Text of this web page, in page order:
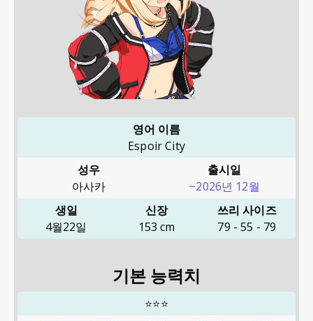
영어 이름
Espoir City
성우
아사카
출시일
~2026년 12월
생일
4월22일
신장
153 cm
쓰리 사이즈
79 -55 - 79
기본 능력치
⭐⭐⭐